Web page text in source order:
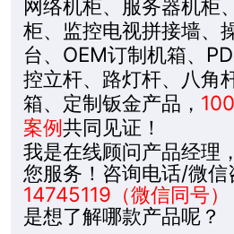
网络机柜、服务器机柜
柜、监控电视拼接墙、
台、OEM订制机箱、
控立杆、路灯杆、八角
箱、定制钣金产品，
案例共同见证！
我是在线顾问产品经理
您服务！咨询电话/微信
14745119（微信同号）
是想了解哪款产品呢？